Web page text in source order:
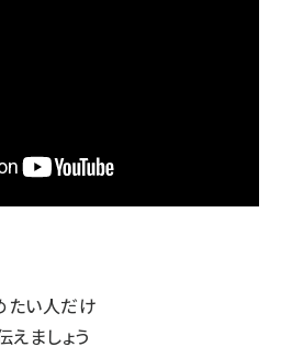
たい人だけ
ましょう